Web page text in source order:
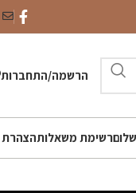
הרשמה/התחברות
רשימת משאלותהצהרת